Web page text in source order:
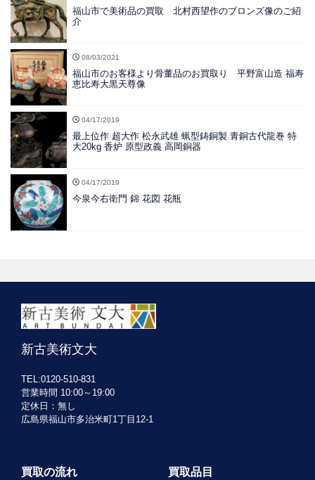
福山市で美術品の買取 北村西望作のブロンズ像のご紹
介
08/03/2021
福山市のお客様より骨董品のお買取り 平野富山造 福寿
恵比寿大黒天尊像
04/17/2019
最上位作 超大作 松永武雄 蝋型鋳銅製 青銅古代龍巻 特
大20kg 香炉 原型政義 高岡銅器
04/17/2019
今泉今右衛門 錦 花図 花瓶
新古美術文大
TEL:0120-510-831
営業時間 10:00～19:00
定休日：無し
広島県福山市多治米町1丁目12-1
買取の流れ 買取品目